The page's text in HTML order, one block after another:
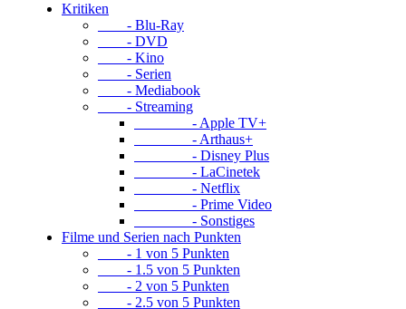
Kritiken
- Blu-Ray
- DVD
- Kino
- Serien
- Mediabook
- Streaming
- Apple TV+
- Arthaus+
- Disney Plus
- LaCinetek
- Netflix
- Prime Video
- Sonstiges
Filme und Serien nach Punkten
- 1 von 5 Punkten
- 1.5 von 5 Punkten
- 2 von 5 Punkten
- 2.5 von 5 Punkten